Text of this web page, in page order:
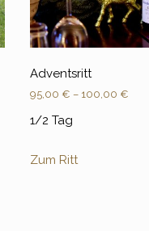
Adventsritt
95,00 € – 100,00 €
1/2 Tag
Zum Ritt